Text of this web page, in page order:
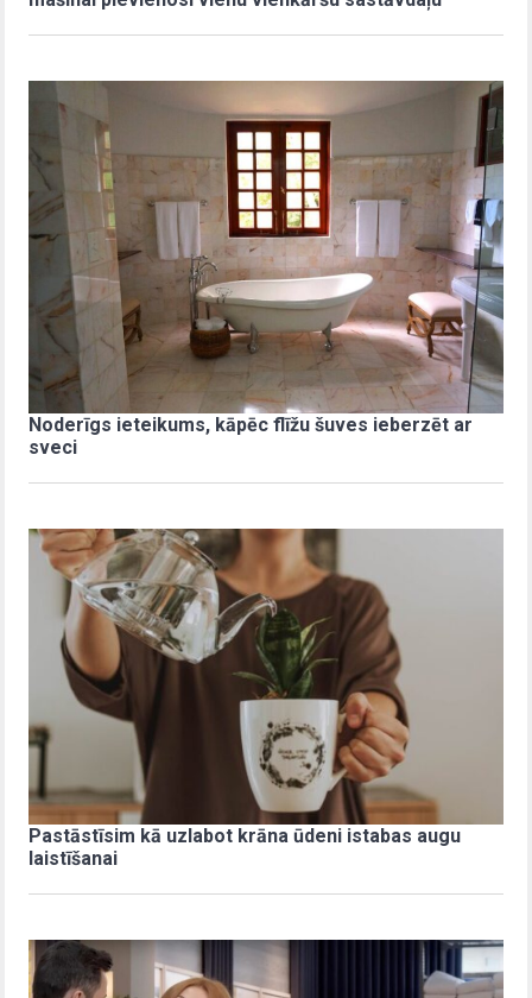
Noderīgs ieteikums, kāpēc flīžu šuves ieberzēt ar
sveci
Pastāstīsim kā uzlabot krāna ūdeni istabas augu
laistīšanai